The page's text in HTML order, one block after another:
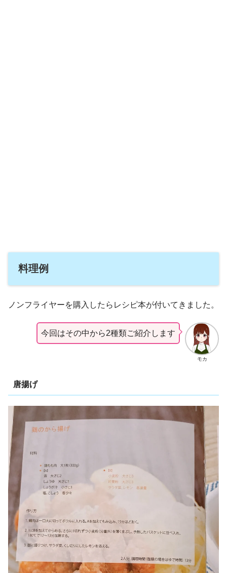
料理例
ノンフライヤーを購入したらレシピ本が付いてきました。
モカ
今回はその中から2種類ご紹介します
唐揚げ